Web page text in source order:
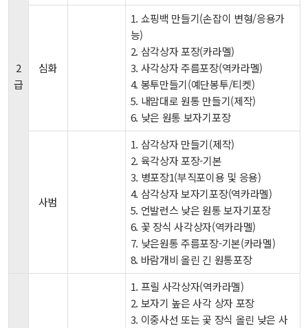
2
급
심화
1. 쇼핑백 만들기(손잡이 변형/응용가
능)
2. 삼각상자 포장(카라멜)
3. 사각상자 주름포장(역카라멜)
4. 봉투만들기(예단봉투/티켓)
5. 내맘대로 원통 만들기(제작)
6. 낮은 원통 보자기포장
사범
1. 삼각상자 만들기(제작)
2. 육각상자 포장-기본
3. 병포장1(부직포이용 및 응용)
4. 삼각상자 보자기포장(역카라멜)
5. 언발런스 낮은 원통 보자기포장
6. 꽃 장식 사각상자(역카라멜)
7. 낮은원통 주름포장-기본(카라멜)
8. 바람개비 올린 긴 원통포장
1. 프릴 사각상자(역카라멜)
2. 보자기 높은 사각 상자 포장
3. 이중사선 또는 곷 장식 올린 낮은 사